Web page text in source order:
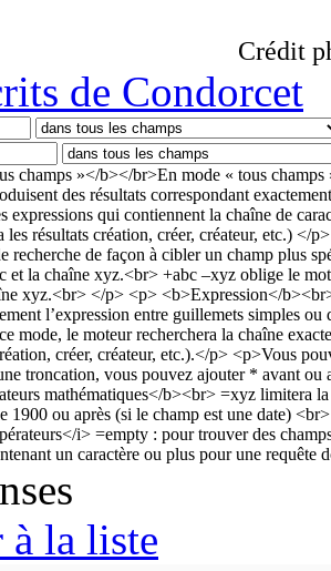
Crédit
de Condorcet
à la liste